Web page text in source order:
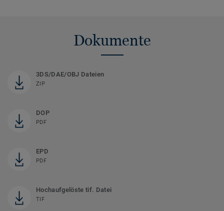
Dokumente
3DS/DAE/OBJ Dateien
ZIP
DOP
PDF
EPD
PDF
Hochaufgelöste tif. Datei
TIF